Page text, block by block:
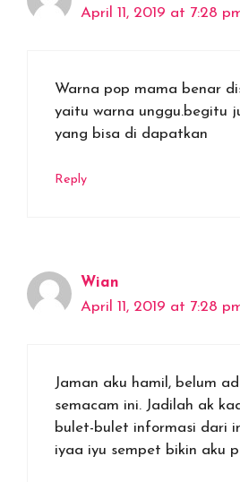
April 11, 2019 at 7:28
Warna pop mama benar
yaitu warna unggu.begitu
yang bisa di dapatkan
Reply
Wian
April 11, 2019 at 7:28
Jaman aku hamil, belum
semacam ini. Jadilah ak
bulet-bulet informasi dari
iyaa iyu sempet bikin aku